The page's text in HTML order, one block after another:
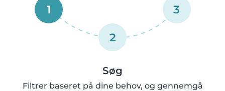
1
2
3
Søg
Filtrer baseret på dine behov, og gennemgå